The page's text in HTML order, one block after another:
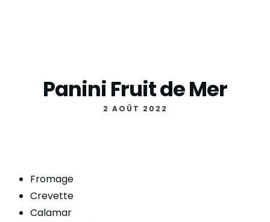
Panini Fruit de Mer
2 AOÛT 2022
Fromage
Crevette
Calamar